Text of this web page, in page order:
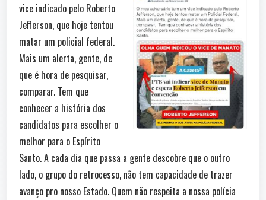
vice indicado pelo Roberto
Jefferson, que hoje tentou
matar um policial federal.
Mais um alerta, gente, de
que é hora de pesquisar,
comparar. Tem que
conhecer a história dos
candidatos para escolher o
melhor para o Espírito
Santo. A cada dia que passa a gente descobre que o outro
lado, o grupo do retrocesso, não tem capacidade de trazer
avanço pro nosso Estado. Quem não respeita a nossa polícia